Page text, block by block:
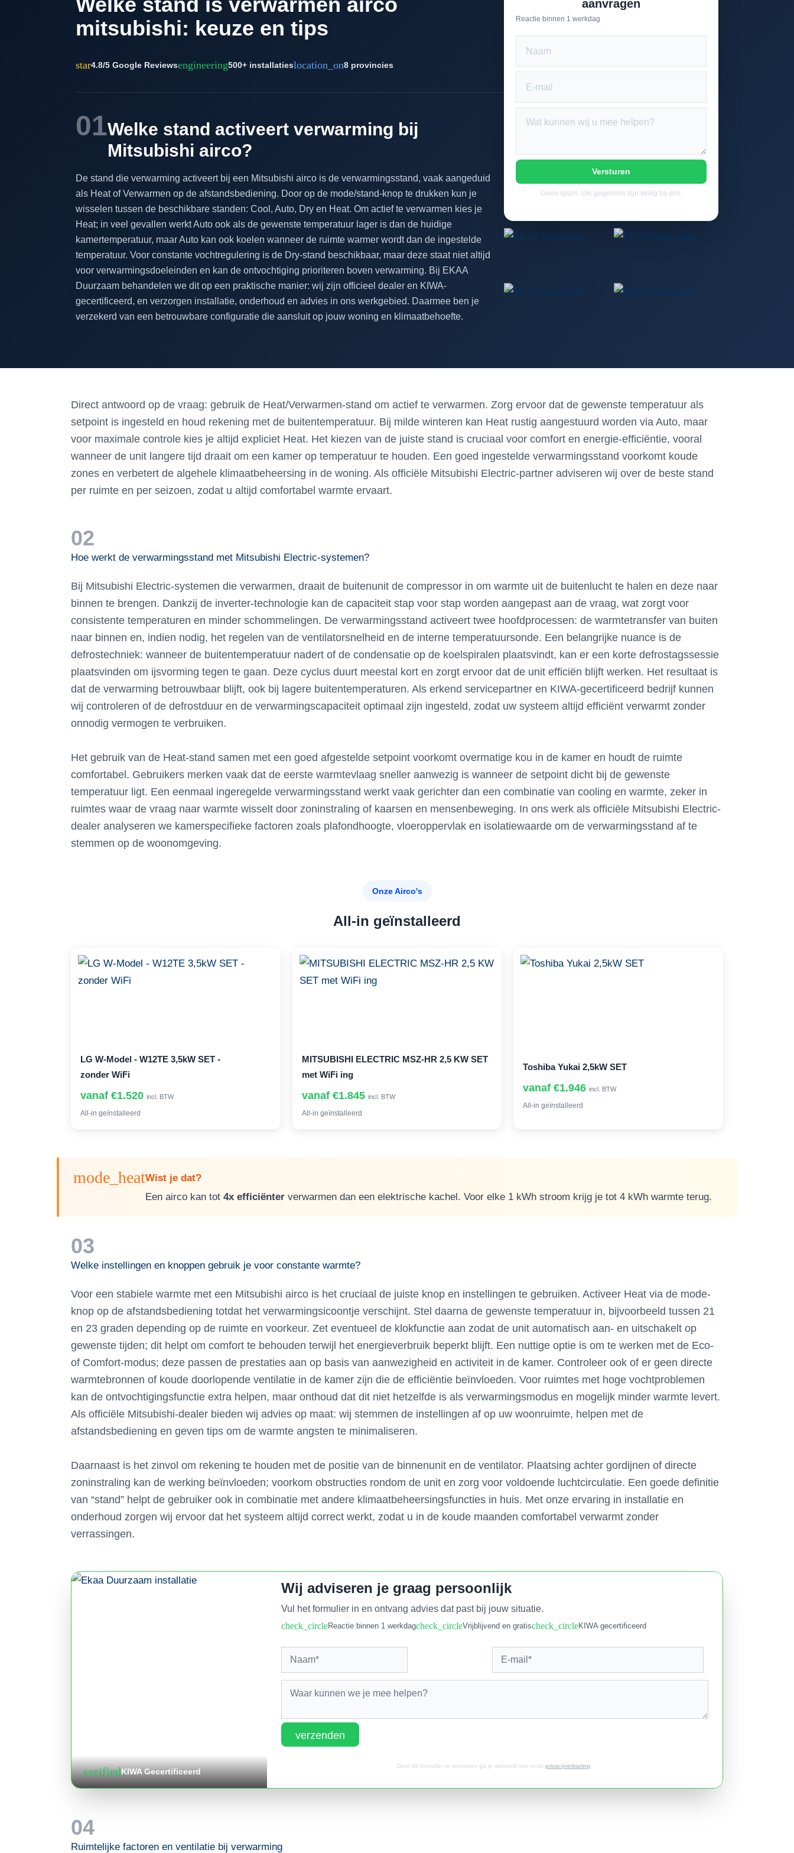
mitsubishi: keuze en tips
star4.8/5 Google Reviewsengineering500+ installatieslocation_on8 provincies
01Welke stand activeert verwarming bij
Mitsubishi airco?
De stand die verwarming activeert bij een Mitsubishi airco is de verwarmingsstand, vaak aangeduid
als Heat of Verwarmen op de afstandsbediening. Door op de mode/stand-knop te drukken kun je
wisselen tussen de beschikbare standen: Cool, Auto, Dry en Heat. Om actief te verwarmen kies je
Heat; in veel gevallen werkt Auto ook als de gewenste temperatuur lager is dan de huidige
kamertemperatuur, maar Auto kan ook koelen wanneer de ruimte warmer wordt dan de ingestelde
temperatuur. Voor constante vochtregulering is de Dry-stand beschikbaar, maar deze staat niet altijd
voor verwarmingsdoeleinden en kan de ontvochtiging prioriteren boven verwarming. Bij EKAA
Duurzaam behandelen we dit op een praktische manier: wij zijn officieel dealer en KIWA-
gecertificeerd, en verzorgen installatie, onderhoud en advies in ons werkgebied. Daarmee ben je
verzekerd van een betrouwbare configuratie die aansluit op jouw woning en klimaatbehoefte.
aanvragen
Reactie binnen 1 werkdag
Versturen
Geen spam. Uw gegevens zijn veilig bij ons.
Direct antwoord op de vraag: gebruik de Heat/Verwarmen-stand om actief te verwarmen. Zorg ervoor dat de gewenste temperatuur als
setpoint is ingesteld en houd rekening met de buitentemperatuur. Bij milde winteren kan Heat rustig aangestuurd worden via Auto, maar
voor maximale controle kies je altijd expliciet Heat. Het kiezen van de juiste stand is cruciaal voor comfort en energie-efficiëntie, vooral
wanneer de unit langere tijd draait om een kamer op temperatuur te houden. Een goed ingestelde verwarmingsstand voorkomt koude
zones en verbetert de algehele klimaatbeheersing in de woning. Als officiële Mitsubishi Electric-partner adviseren wij over de beste stand
per ruimte en per seizoen, zodat u altijd comfortabel warmte ervaart.
02
Hoe werkt de verwarmingsstand met Mitsubishi Electric-systemen?
Bij Mitsubishi Electric-systemen die verwarmen, draait de buitenunit de compressor in om warmte uit de buitenlucht te halen en deze naar
binnen te brengen. Dankzij de inverter-technologie kan de capaciteit stap voor stap worden aangepast aan de vraag, wat zorgt voor
consistente temperaturen en minder schommelingen. De verwarmingsstand activeert twee hoofdprocessen: de warmtetransfer van buiten
naar binnen en, indien nodig, het regelen van de ventilatorsnelheid en de interne temperatuursonde. Een belangrijke nuance is de
defrostechniek: wanneer de buitentemperatuur nadert of de condensatie op de koelspiralen plaatsvindt, kan er een korte defrostagssessie
plaatsvinden om ijsvorming tegen te gaan. Deze cyclus duurt meestal kort en zorgt ervoor dat de unit efficiën blijft werken. Het resultaat is
dat de verwarming betrouwbaar blijft, ook bij lagere buitentemperaturen. Als erkend servicepartner en KIWA-gecertificeerd bedrijf kunnen
wij controleren of de defrostduur en de verwarmingscapaciteit optimaal zijn ingesteld, zodat uw systeem altijd efficiënt verwarmt zonder
onnodig vermogen te verbruiken.
Het gebruik van de Heat-stand samen met een goed afgestelde setpoint voorkomt overmatige kou in de kamer en houdt de ruimte
comfortabel. Gebruikers merken vaak dat de eerste warmtevlaag sneller aanwezig is wanneer de setpoint dicht bij de gewenste
temperatuur ligt. Een eenmaal ingeregelde verwarmingsstand werkt vaak gerichter dan een combinatie van cooling en warmte, zeker in
ruimtes waar de vraag naar warmte wisselt door zoninstraling of kaarsen en mensenbeweging. In ons werk als officiële Mitsubishi Electric-
dealer analyseren we kamerspecifieke factoren zoals plafondhoogte, vloeroppervlak en isolatiewaarde om de verwarmingsstand af te
stemmen op de woonomgeving.
Onze Airco's
All-in geïnstalleerd
LG W-Model - W12TE 3,5kW SET -
zonder WiFi
vanaf €1.520 incl. BTW
All-in geïnstalleerd
MITSUBISHI ELECTRIC MSZ-HR 2,5 KW SET
met WiFi ing
vanaf €1.845 incl. BTW
All-in geïnstalleerd
Toshiba Yukai 2,5kW SET
vanaf €1.946 incl. BTW
All-in geïnstalleerd
mode_heatWist je dat?
Een airco kan tot 4x efficiënter verwarmen dan een elektrische kachel. Voor elke 1 kWh stroom krijg je tot 4 kWh warmte terug.
03
Welke instellingen en knoppen gebruik je voor constante warmte?
Voor een stabiele warmte met een Mitsubishi airco is het cruciaal de juiste knop en instellingen te gebruiken. Activeer Heat via de mode-
knop op de afstandsbediening totdat het verwarmingsicoontje verschijnt. Stel daarna de gewenste temperatuur in, bijvoorbeeld tussen 21
en 23 graden depending op de ruimte en voorkeur. Zet eventueel de klokfunctie aan zodat de unit automatisch aan- en uitschakelt op
gewenste tijden; dit helpt om comfort te behouden terwijl het energieverbruik beperkt blijft. Een nuttige optie is om te werken met de Eco-
of Comfort-modus; deze passen de prestaties aan op basis van aanwezigheid en activiteit in de kamer. Controleer ook of er geen directe
warmtebronnen of koude doorlopende ventilatie in de kamer zijn die de efficiëntie beïnvloeden. Voor ruimtes met hoge vochtproblemen
kan de ontvochtigingsfunctie extra helpen, maar onthoud dat dit niet hetzelfde is als verwarmingsmodus en mogelijk minder warmte levert.
Als officiële Mitsubishi-dealer bieden wij advies op maat: wij stemmen de instellingen af op uw woonruimte, helpen met de
afstandsbediening en geven tips om de warmte angsten te minimaliseren.
Daarnaast is het zinvol om rekening te houden met de positie van de binnenunit en de ventilator. Plaatsing achter gordijnen of directe
zoninstraling kan de werking beïnvloeden; voorkom obstructies rondom de unit en zorg voor voldoende luchtcirculatie. Een goede definitie
van “stand” helpt de gebruiker ook in combinatie met andere klimaatbeheersingsfuncties in huis. Met onze ervaring in installatie en
onderhoud zorgen wij ervoor dat het systeem altijd correct werkt, zodat u in de koude maanden comfortabel verwarmt zonder
verrassingen.
verifiedKIWA Gecertificeerd
Wij adviseren je graag persoonlijk
Vul het formulier in en ontvang advies dat past bij jouw situatie.
check_circleReactie binnen 1 werkdagcheck_circleVrijblijvend en gratischeck_circleKIWA gecertificeerd
verzenden
Door dit formulier te versturen ga je akkoord met onzeprivacyverklaring
04
Ruimtelijke factoren en ventilatie bij verwarming